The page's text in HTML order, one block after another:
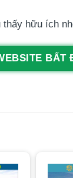
thấy hữu ích
BẤT